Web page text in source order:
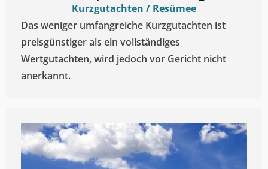
Kurzgutachten / Resümee
Das weniger umfangreiche Kurzgutachten ist
preisgünstiger als ein vollständiges
Wertgutachten, wird jedoch vor Gericht nicht
anerkannt.